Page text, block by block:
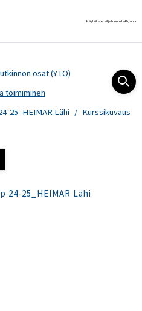
Käytät vierailijatunnustaKirjaudu
osat (YTO)
toimiminen
25_HEIMAR Lähi
Kurssikuvaus
24-25_HEIMAR Lähi